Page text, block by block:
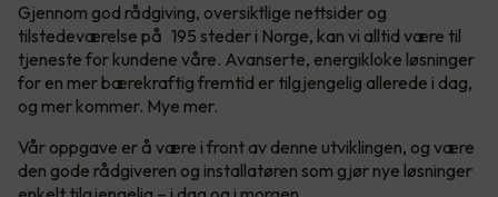
Gjennom god rådgiving, oversiktlige nettsider og
tilstedeværelse på 195 steder i Norge, kan vi alltid være til
tjeneste for kundene våre. Avanserte, energikloke løsninger
for en mer bærekraftig fremtid er tilgjengelig allerede i dag,
og mer kommer. Mye mer.
Vår oppgave er å være i front av denne utviklingen, og være
den gode rådgiveren og installatøren som gjør nye løsninger